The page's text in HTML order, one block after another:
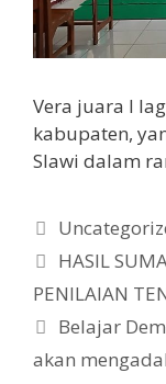
Vera juara I
kabupaten,
Slawi dalam
Kategori
HASIL
PENILAIAN
Belajar
akan